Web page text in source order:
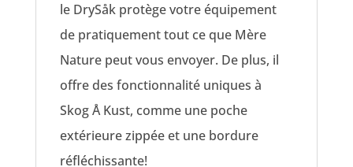
le DrySåk protège votre équipement
de pratiquement tout ce que Mère
Nature peut vous envoyer. De plus, il
offre des fonctionnalité uniques à
Skog Å Kust, comme une poche
extérieure zippée et une bordure
réfléchissante!